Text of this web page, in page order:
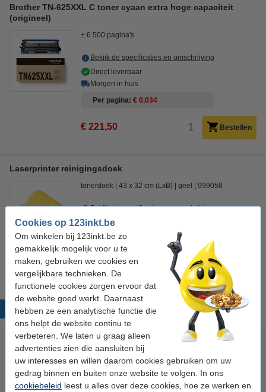
Cookies op 123inkt.be
Om winkelen bij 123inkt.be zo
gemakkelijk mogelijk voor u te
maken, gebruiken we cookies en
vergelijkbare technieken. De
functionele cookies zorgen ervoor dat
de website goed werkt. Daarnaast
hebben ze een analytische functie die
ons helpt de website continu te
verbeteren. We laten u graag alleen
advertenties zien die aansluiten bij
uw interesses en willen daarom cookies gebruiken om uw
gedrag binnen en buiten onze website te volgen. In ons
cookiebeleid leest u alles over deze cookies, hoe ze werken en
Brother TN-625XXL C toner cyaan extra hoge capaciteit
(origineel)
± 6.500 pagina's
Bekijk de specificaties en omschrijving
Direct leverbaar
Morgen in huis
Per pagina € 0,034
€ 221,50 Bestellen
Laserprinter reinigingsdoek
tonerdoek 43 x 32 cm (LxB) geel 999058
Bekijk de specificaties en omschrijving
Direct leverbaar
Morgen in huis
€ 0,95 Bestellen
Populaire producten